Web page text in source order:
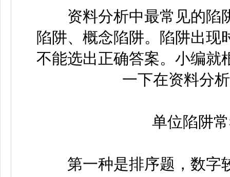
资料分析中最常见的陷
陷阱、概念陷阱。陷阱出现
不能选出正确答案。小编就
一下在资料分
单位陷阱常
第一种是排序题，数字